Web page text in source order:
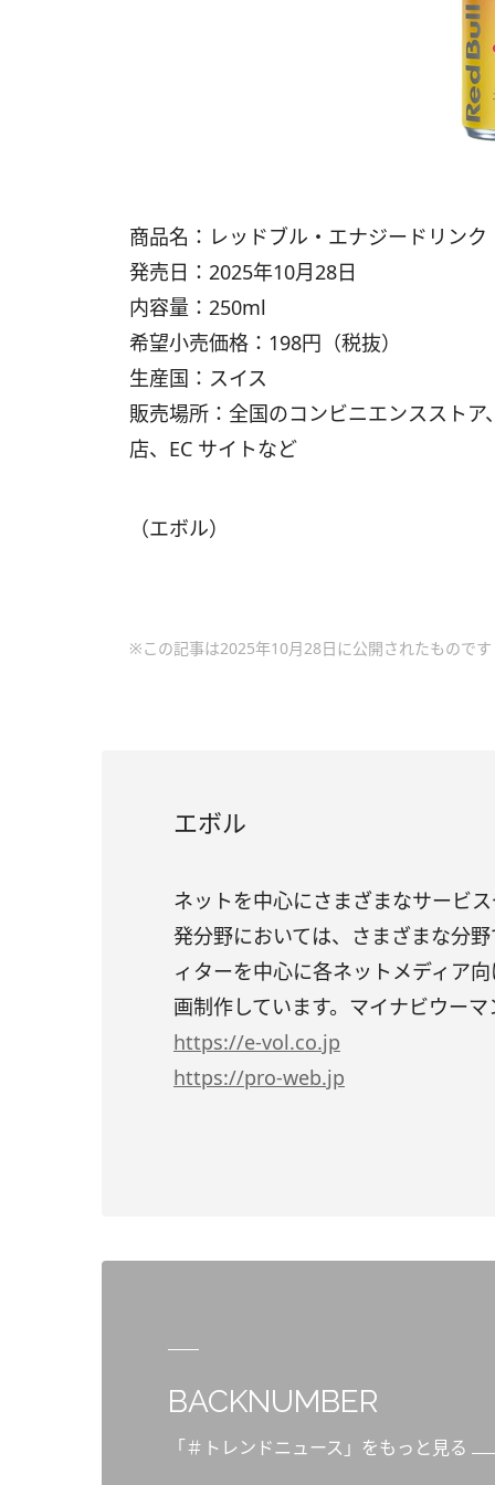
商品名：レッドブル・エナジードリン
発売日：2025年10月28日
内容量：250ml
希望小売価格：198円（税抜）
生産国：スイス
販売場所：全国のコンビニエンススト
店、EC サイトなど
（エボル）
※この記事は2025年10月28日に公開されたものです
エボル
ネットを中心にさまざまなサービ
発分野においては、さまざまな分
ィターを中心に各ネットメディア
画制作しています。マイナビウー
https://e-vol.co.jp
https://pro-web.jp
BACKNUMBER
「＃トレンドニュース」をもっと見る